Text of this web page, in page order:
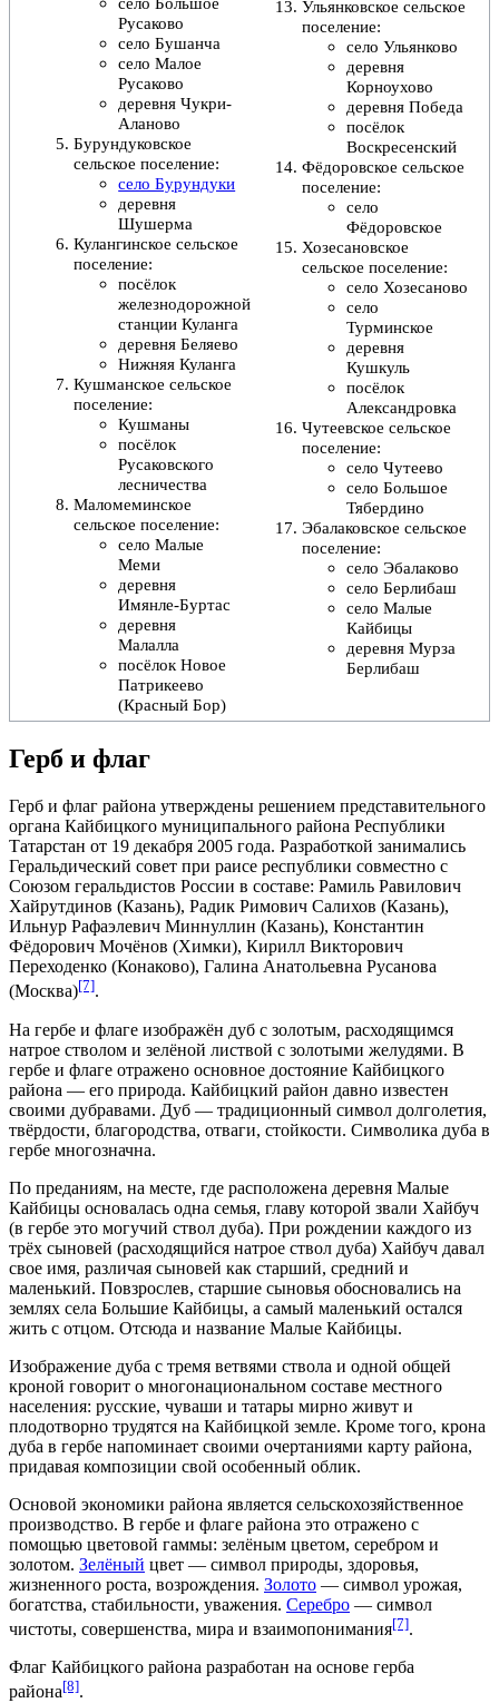
Русаково
село Бушанча
село Малое
Русаково
деревня Чукри-
Аланово
Бурундуковское
сельское поселение:
село Бурундуки
деревня
Шушерма
Кулангинское сельское
поселение:
посёлок
железнодорожной
станции Куланга
деревня Беляево
Нижняя Куланга
Кушманское сельское
поселение:
Кушманы
посёлок
Русаковского
лесничества
Маломеминское
сельское поселение:
село Малые
Меми
деревня
Имянле-Буртас
деревня
Малалла
посёлок Новое
Патрикеево
(Красный Бор)
Ульянковское сельское
поселение:
село Ульянково
деревня
Корноухово
деревня Победа
посёлок
Воскресенский
Фёдоровское сельское
поселение:
село
Фёдоровское
Хозесановское
сельское поселение:
село Хозесаново
село
Турминское
деревня
Кушкуль
посёлок
Александровка
Чутеевское сельское
поселение:
село Чутеево
село Большое
Тябердино
Эбалаковское сельское
поселение:
село Эбалаково
село Берлибаш
село Малые
Кайбицы
деревня Мурза
Берлибаш
Герб и флаг
Герб и флаг района утверждены решением представительного
органа Кайбицкого муниципального района Республики
Татарстан от 19 декабря 2005 года. Разработкой занимались
Геральдический совет при раисе республики совместно с
Союзом геральдистов России в составе: Рамиль Равилович
Хайрутдинов (Казань), Радик Римович Салихов (Казань),
Ильнур Рафаэлевич Миннуллин (Казань), Константин
Фёдорович Мочёнов (Химки), Кирилл Викторович
Переходенко (Конаково), Галина Анатольевна Русанова
(Москва)[7].
На гербе и флаге изображён дуб с золотым, расходящимся
натрое стволом и зелёной листвой с золотыми желудями. В
гербе и флаге отражено основное достояние Кайбицкого
района — его природа. Кайбицкий район давно известен
своими дубравами. Дуб — традиционный символ долголетия,
твёрдости, благородства, отваги, стойкости. Символика дуба в
гербе многозначна.
По преданиям, на месте, где расположена деревня Малые
Кайбицы основалась одна семья, главу которой звали Хайбуч
(в гербе это могучий ствол дуба). При рождении каждого из
трёх сыновей (расходящийся натрое ствол дуба) Хайбуч давал
свое имя, различая сыновей как старший, средний и
маленький. Повзрослев, старшие сыновья обосновались на
землях села Большие Кайбицы, а самый маленький остался
жить с отцом. Отсюда и название Малые Кайбицы.
Изображение дуба с тремя ветвями ствола и одной общей
кроной говорит о многонациональном составе местного
населения: русские, чуваши и татары мирно живут и
плодотворно трудятся на Кайбицкой земле. Кроме того, крона
дуба в гербе напоминает своими очертаниями карту района,
придавая композиции свой особенный облик.
Основой экономики района является сельскохозяйственное
производство. В гербе и флаге района это отражено с
помощью цветовой гаммы: зелёным цветом, серебром и
золотом. Зелёный цвет — символ природы, здоровья,
жизненного роста, возрождения. Золото — символ урожая,
богатства, стабильности, уважения. Серебро — символ
чистоты, совершенства, мира и взаимопонимания[7].
Флаг Кайбицкого района разработан на основе герба
района[8].